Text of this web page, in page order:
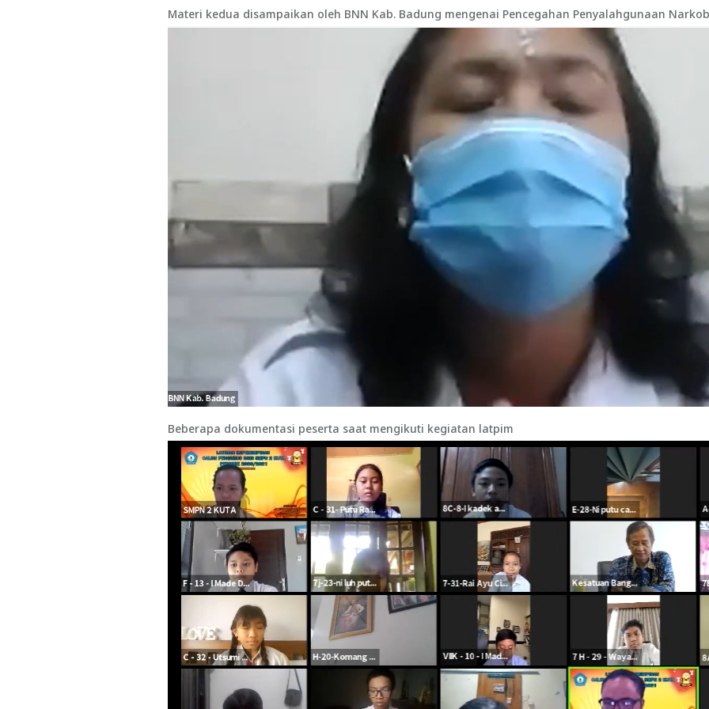
Materi kedua disampaikan oleh BNN Kab. Badung mengenai Pencegahan Penyalahgunaan
Beberapa dokumentasi peserta saat mengikuti kegiatan latpim